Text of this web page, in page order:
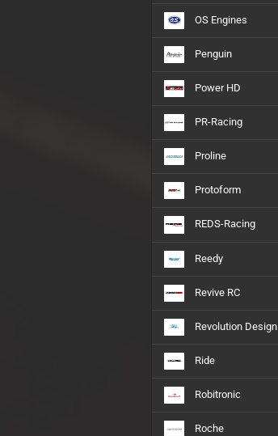
OS Engines
Penguin
Power HD
PR-Racing
Proline
Protoform
REDS-Racing
Reedy
Revive RC
Revolution Design
Ride
Robitronic
Roche